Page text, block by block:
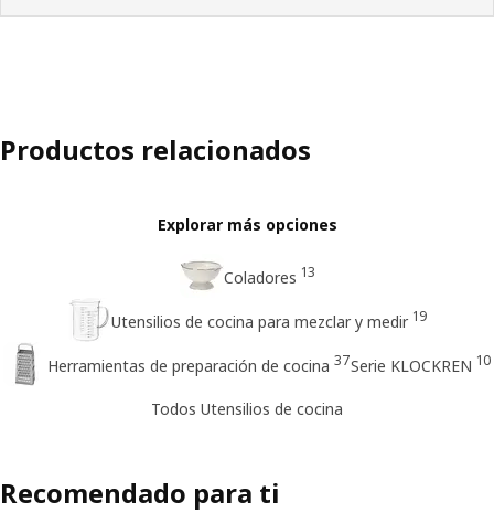
Productos relacionados
Explorar más opciones
Coladores 13
Utensilios de cocina para mezclar y medir 19
Herramientas de preparación de cocina 37Serie KLOCKREN 10
Todos Utensilios de cocina
Recomendado para ti